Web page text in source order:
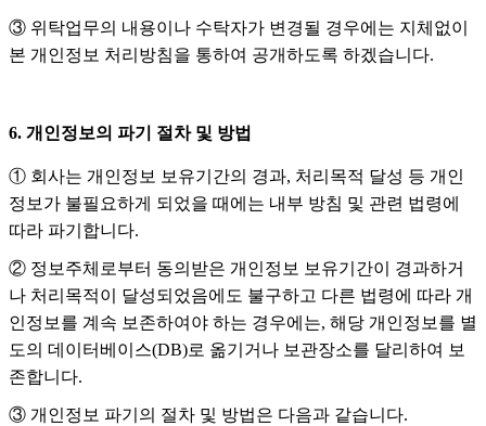
③ 위탁업무의 내용이나 수탁자가 변경될 경우에는 지체없이
본 개인정보 처리방침을 통하여 공개하도록 하겠습니다.
6. 개인정보의 파기 절차 및 방법
① 회사는 개인정보 보유기간의 경과, 처리목적 달성 등 개인
정보가 불필요하게 되었을 때에는 내부 방침 및 관련 법령에
따라 파기합니다.
② 정보주체로부터 동의받은 개인정보 보유기간이 경과하거
나 처리목적이 달성되었음에도 불구하고 다른 법령에 따라 개
인정보를 계속 보존하여야 하는 경우에는, 해당 개인정보를 별
도의 데이터베이스(DB)로 옮기거나 보관장소를 달리하여 보
존합니다.
③ 개인정보 파기의 절차 및 방법은 다음과 같습니다.